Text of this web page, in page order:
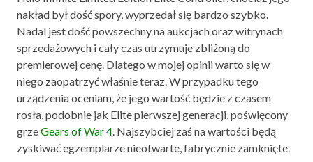
nakład był dość spory, wyprzedał się bardzo szybko.
Nadal jest dość powszechny na aukcjach oraz witrynach
sprzedażowych i cały czas utrzymuje zbliżoną do
premierowej cenę. Dlatego w mojej opinii warto się w
niego zaopatrzyć właśnie teraz. W przypadku tego
urządzenia oceniam, że jego wartość będzie z czasem
rosła, podobnie jak Elite pierwszej generacji, poświęcony
grzeGears of War 4 . Najszybciej zaś na wartości będą
zyskiwać egzemplarze nieotwarte, fabrycznie zamknięte.